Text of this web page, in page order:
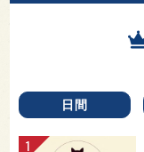
日間